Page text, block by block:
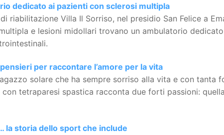
dedicato ai pazienti con sclerosi multipla
riabilitazione Villa Il Sorriso, nel presidio San Felice a
e lesioni midollari trovano un ambulatorio
per raccontare l’amore per la vita
solare che ha sempre sorriso alla vita e con tanta
tetraparesi spastica racconta due forti passioni:
la storia dello sport che include